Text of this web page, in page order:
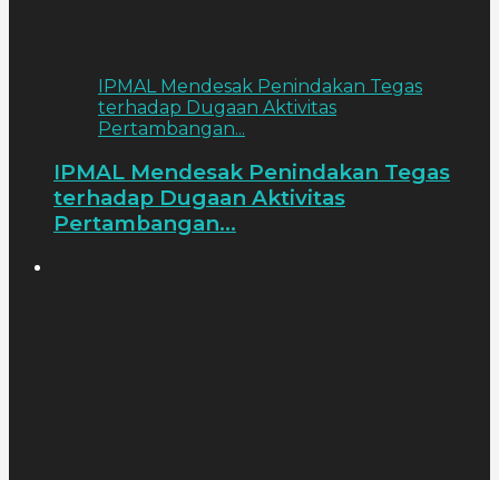
IPMAL Mendesak Penindakan Tegas
terhadap Dugaan Aktivitas
Pertambangan...
IPMAL Mendesak Penindakan Tegas
terhadap Dugaan Aktivitas
Pertambangan...